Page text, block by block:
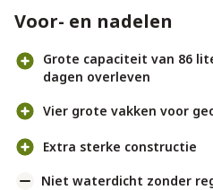
Voor- en nadelen
Grote capaciteit van 86
dagen overleven
Vier grote vakken voor
Extra sterke constructie
Niet waterdicht zonder